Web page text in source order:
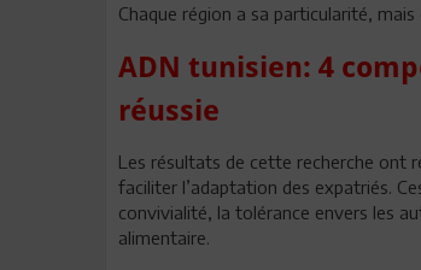
Chaque région a sa particularité,
ADN tunisien: 4
réussie
Les résultats de cette recherche ont
faciliter l’adaptation des expatriés.
convivialité, la tolérance envers les
alimentaire.